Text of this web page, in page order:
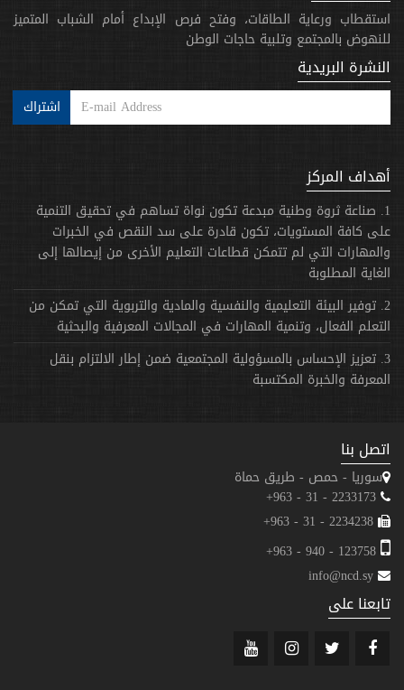
استقطاب ورعاية الطاقات، وفتح فرص الإبداع أمام الشباب المتميز
للنهوض بالمجتمع وتلبية حاجات الوطن
النشرة البريدية
اشتراك
أهداف المركز
1. صناعة ثروة وطنية مبدعة تكون نواة تساهم في تحقيق التنمية
على كافة المستويات، تكون قادرة على سد النقص في الخبرات
والمهارات التي لم تتمكن قطاعات التعليم الأخرى من إيصالها إلى
الغاية المطلوبة
2. توفير البيئة التعليمية والنفسية والمادية والتربوية التي تمكن من
التعلم الفعال، وتنمية المهارات في المجالات المعرفية والبحثية
3. تعزيز الإحساس بالمسؤولية المجتمعية ضمن إطار الالتزام بنقل
المعرفة والخبرة المكتسبة
اتصل بنا
سوريا - حمص - طريق حماة
info@ncd.sy
تابعنا على